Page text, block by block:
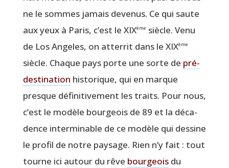
ne le sommes jamais deve­nus. Ce qui saute
aux yeux à Paris, c’est le XIXème siècle. Venu
de Los Angeles, on atter­rit dans le XIXème
siècle. Chaque pays porte une sorte de pré­
des­ti­na­tion his­to­rique, qui en marque
presque défi­ni­ti­ve­ment les traits. Pour nous,
c’est le modèle bour­geois de 89 et la déca­
dence inter­mi­nable de ce modèle qui des­sine
le pro­fil de notre pay­sage. Rien n’y fait : tout
tourne ici autour du rêve bour­geoisdu